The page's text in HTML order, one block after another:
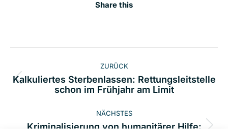
Share this
ZURÜCK
Vorheriger
Beitrag:
Kalkuliertes Sterbenlassen: Rettungsleitstelle
schon im Frühjahr am Limit
NÄCHSTES
Nächster
Kriminalisierung von humanitärer Hilfe: